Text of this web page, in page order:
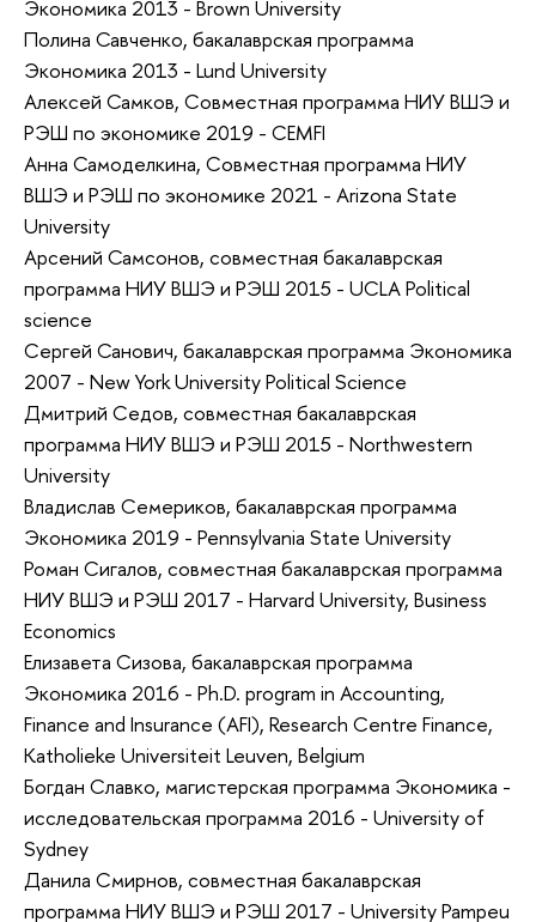
Экономика 2013 - Brown University
Полина Савченко, бакалаврская программа
Экономика 2013 - Lund University
Алексей Самков, Совместная программа НИУ ВШЭ и
РЭШ по экономике 2019 - CEMFI
Анна Самоделкина, Совместная программа НИУ
ВШЭ и РЭШ по экономике 2021 - Arizona State
University
Арсений Самсонов, совместная бакалаврская
программа НИУ ВШЭ и РЭШ 2015 - UCLA Political
science
Сергей Санович, бакалаврская программа Экономика
2007 - New York University Political Science
Дмитрий Седов, совместная бакалаврская
программа НИУ ВШЭ и РЭШ 2015 - Northwestern
University
Владислав Семериков, бакалаврская программа
Экономика 2019 - Pennsylvania State University
Роман Сигалов, совместная бакалаврская программа
НИУ ВШЭ и РЭШ 2017 - Harvard University, Business
Economics
Елизавета Сизова, бакалаврская программа
Экономика 2016 - Ph.D. program in Accounting,
Finance and Insurance (AFI), Research Centre Finance,
Katholieke Universiteit Leuven, Belgium
Богдан Славко, магистерская программа Экономика -
исследовательская программа 2016 - University of
Sydney
Данила Смирнов, совместная бакалаврская
программа НИУ ВШЭ и РЭШ 2017 - University Pampeu